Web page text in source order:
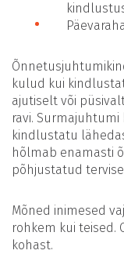
kulud kui
ajutiselt või
ravi.
kindlustatu
hõlmab enamasti
põhjustatud
Mõned inimesed
rohkem kui teised.
kohast.